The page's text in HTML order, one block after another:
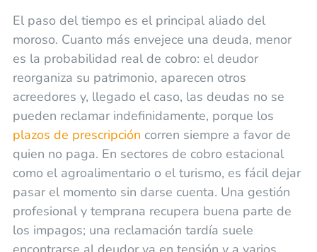
El paso del tiempo es el principal aliado del
moroso. Cuanto más envejece una deuda, menor
es la probabilidad real de cobro: el deudor
reorganiza su patrimonio, aparecen otros
acreedores y, llegado el caso, las deudas no se
pueden reclamar indefinidamente, porque los
plazos de prescripción corren siempre a favor de
quien no paga. En sectores de cobro estacional
como el agroalimentario o el turismo, es fácil dejar
pasar el momento sin darse cuenta. Una gestión
profesional y temprana recupera buena parte de
los impagos; una reclamación tardía suele